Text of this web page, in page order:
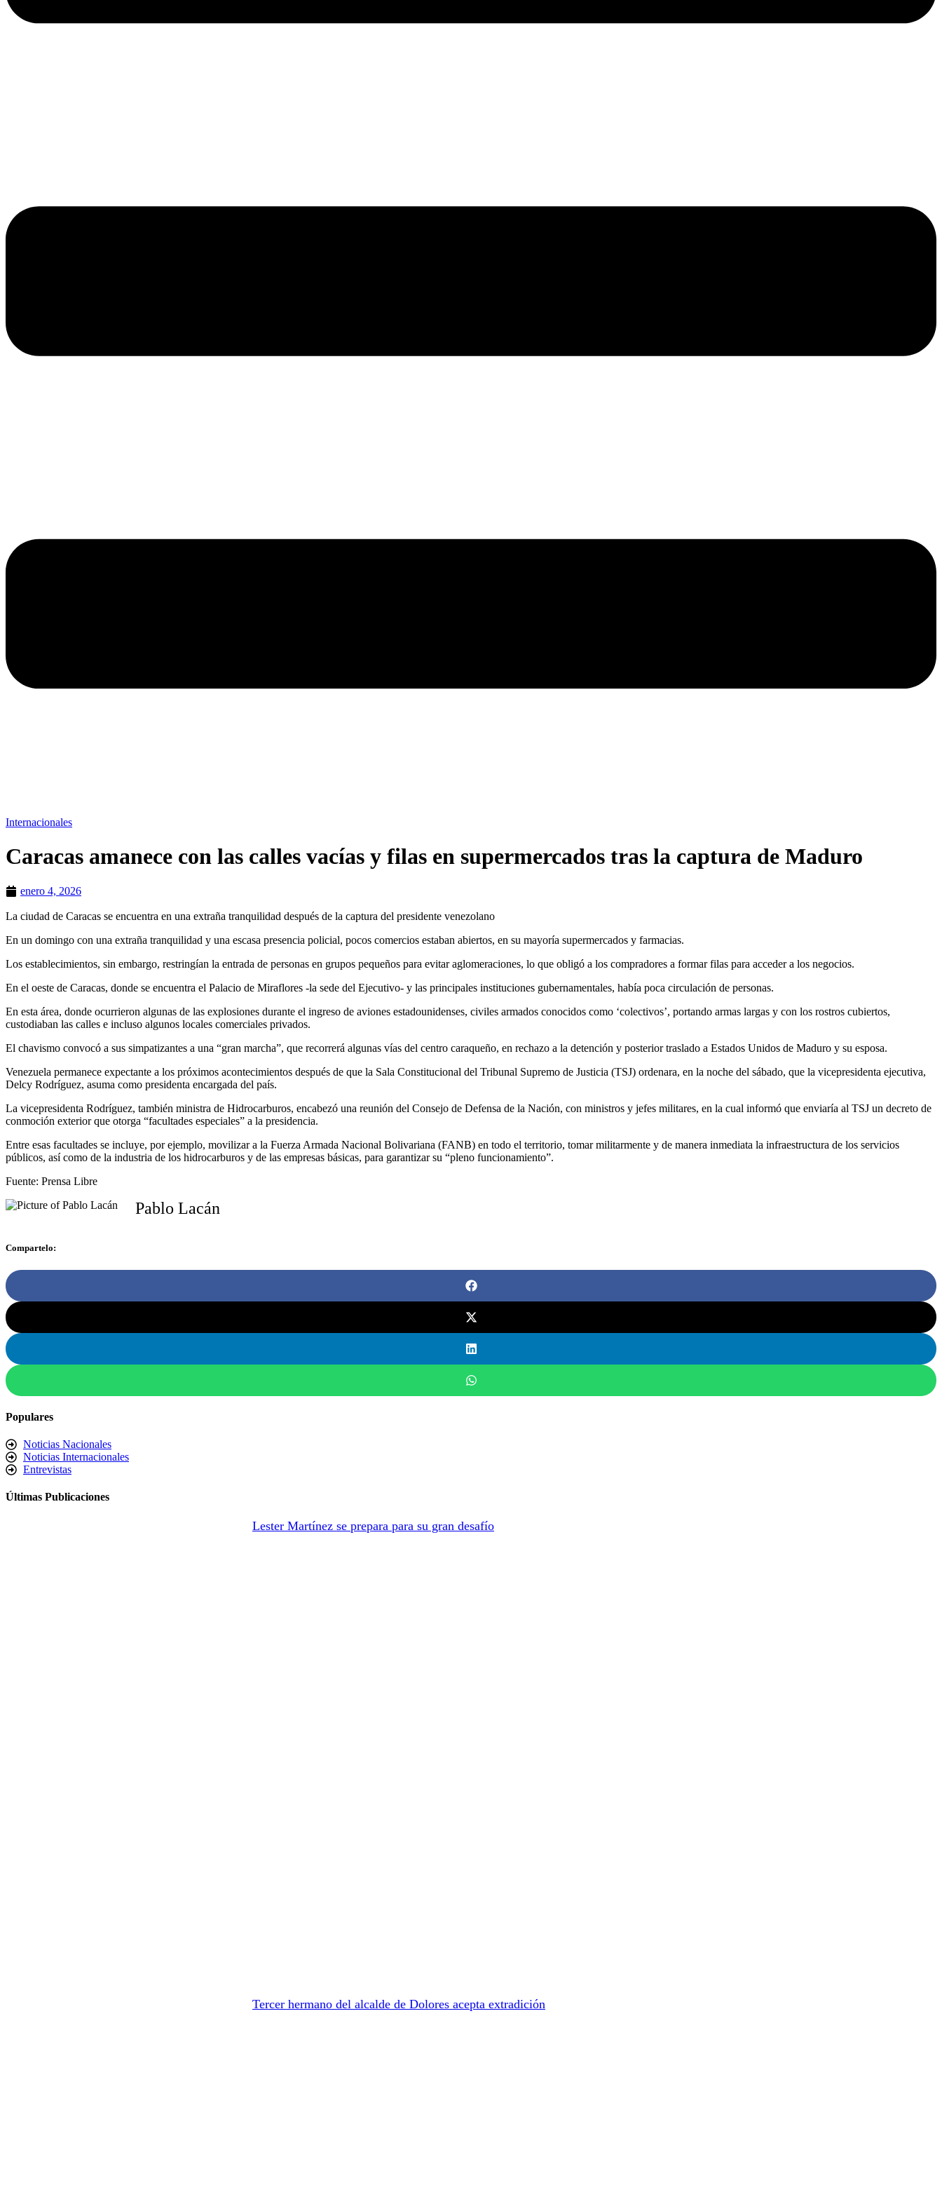
Internacionales
Caracas amanece con las calles vacías y filas en supermercados tras la captura de Maduro
enero 4, 2026
La ciudad de Caracas se encuentra en una extraña tranquilidad después de la captura del presidente venezolano
En un domingo con una extraña tranquilidad y una escasa presencia policial, pocos comercios estaban abiertos, en su mayoría supermercados y farmacias.
Los establecimientos, sin embargo, restringían la entrada de personas en grupos pequeños para evitar aglomeraciones, lo que obligó a los compradores a formar filas para acceder a los negocios.
En el oeste de Caracas, donde se encuentra el Palacio de Miraflores -la sede del Ejecutivo- y las principales instituciones gubernamentales, había poca circulación de personas.
En esta área, donde ocurrieron algunas de las explosiones durante el ingreso de aviones estadounidenses, civiles armados conocidos como ‘colectivos’, portando armas largas y con los rostros cubiertos,
custodiaban las calles e incluso algunos locales comerciales privados.
El chavismo convocó a sus simpatizantes a una “gran marcha”, que recorrerá algunas vías del centro caraqueño, en rechazo a la detención y posterior traslado a Estados Unidos de Maduro y su esposa.
Venezuela permanece expectante a los próximos acontecimientos después de que la Sala Constitucional del Tribunal Supremo de Justicia (TSJ) ordenara, en la noche del sábado, que la vicepresidenta ejecutiva,
Delcy Rodríguez, asuma como presidenta encargada del país.
La vicepresidenta Rodríguez, también ministra de Hidrocarburos, encabezó una reunión del Consejo de Defensa de la Nación, con ministros y jefes militares, en la cual informó que enviaría al TSJ un decreto de
conmoción exterior que otorga “facultades especiales” a la presidencia.
Entre esas facultades se incluye, por ejemplo, movilizar a la Fuerza Armada Nacional Bolivariana (FANB) en todo el territorio, tomar militarmente y de manera inmediata la infraestructura de los servicios
públicos, así como de la industria de los hidrocarburos y de las empresas básicas, para garantizar su “pleno funcionamiento”.
Fuente: Prensa Libre
Pablo Lacán
Compartelo:
Populares
Noticias Nacionales
Noticias Internacionales
Entrevistas
Últimas Publicaciones
Lester Martínez se prepara para su gran desafío
Tercer hermano del alcalde de Dolores acepta extradición